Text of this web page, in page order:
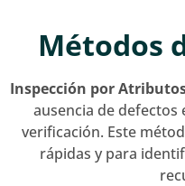
Métodos
Inspección por
ausencia de defectos
verificación. Este
rápidas y para